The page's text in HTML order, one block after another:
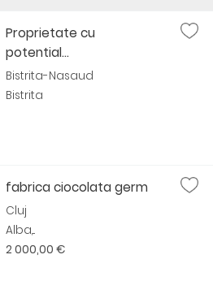
Proprietate cu
potential...
Bistrita-Nasaud
Bistrita
fabrica ciocolata germ
Cluj
Alba,...
2 000,00 €